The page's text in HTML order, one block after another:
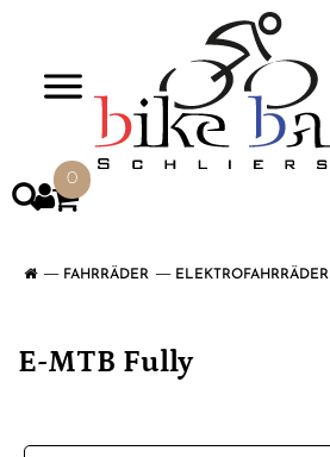
0
FAHRRÄDER ELEKTROFAHRRÄDER
E-MTB Fully